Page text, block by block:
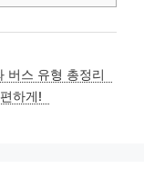
버스 유형 총정리
하게!